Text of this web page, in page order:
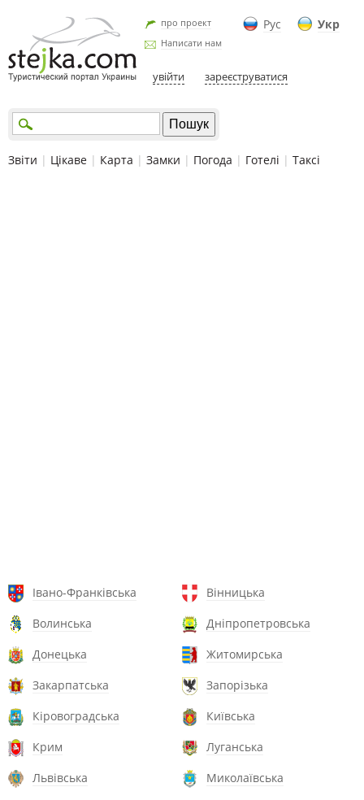
Рус Укр
про проект
Написати нам
увійти зареєструватися
Звіти | Цікаве | Карта | Замки | Погода | Готелі | Таксі
Івано-Франківська
Вінницька
Волинська
Дніпропетровська
Донецька
Житомирська
Закарпатська
Запорізька
Кіровоградська
Київська
Крим
Луганська
Львівська
Миколаївська